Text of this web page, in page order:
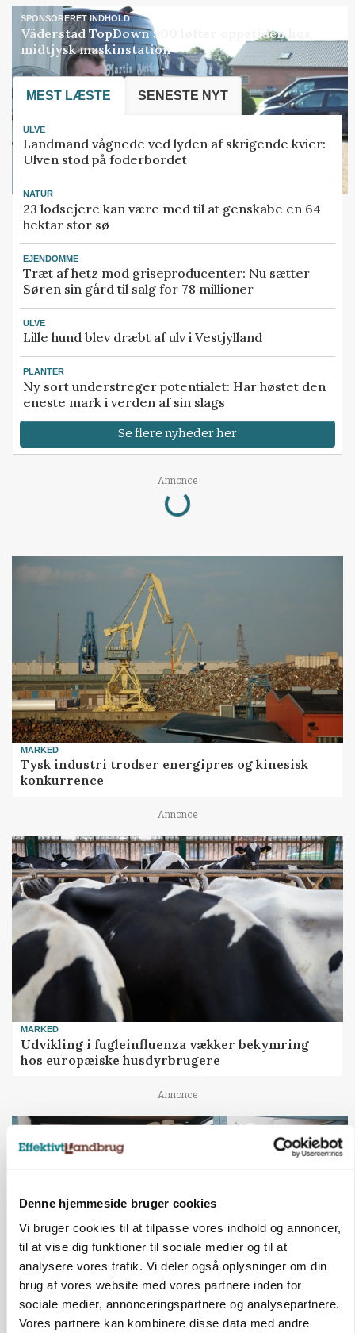
Denne hjemmeside bruger cookies
Vi bruger cookies til at tilpasse vores indhold og annoncer,
til at vise dig funktioner til sociale medier og til at
analysere vores trafik. Vi deler også oplysninger om din
brug af vores website med vores partnere inden for
sociale medier, annonceringspartnere og analysepartnere.
Vores partnere kan kombinere disse data med andre
SPONSORERET INDHOLD
Väderstad TopDown 500 løfter oppetiden hos
midtjysk maskinstation
MEST LÆSTE SENESTE NYT
ULVE
Landmand vågnede ved lyden af skrigende kvier:
Ulven stod på foderbordet
NATUR
23 lodsejere kan være med til at genskabe en 64
hektar stor sø
EJENDOMME
Træt af hetz mod griseproducenter: Nu sætter
Søren sin gård til salg for 78 millioner
ULVE
Lille hund blev dræbt af ulv i Vestjylland
PLANTER
Ny sort understreger potentialet: Har høstet den
eneste mark i verden af sin slags
Se flere nyheder her
Annonce
Loading...
MARKED
Tysk industri trodser energipres og kinesisk
konkurrence
Annonce
MARKED
Udvikling i fugleinfluenza vækker bekymring
hos europæiske husdyrbrugere
Annonce
Miljøstyrelsen vil undersøge TFA-mistanke mod
centralt insektmiddel
Loading...
Jobs
i samarbejde med